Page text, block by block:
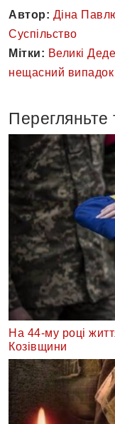
Автор: Діна
Суспільство
Мітки: Великі
нещасний випадок
Перегляньте
На 44-му році
Козівщини